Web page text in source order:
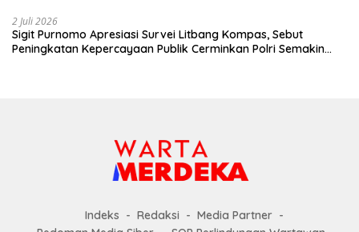
2 Juli 2026
Sigit Purnomo Apresiasi Survei Litbang Kompas, Sebut
Peningkatan Kepercayaan Publik Cerminkan Polri Semakin
Indeks Redaksi
Media Partner